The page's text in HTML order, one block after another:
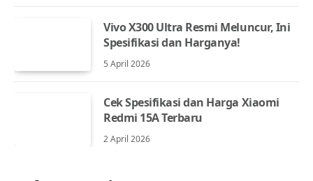
Vivo X300 Ultra Resmi Meluncur, Ini
Spesifikasi dan Harganya!
5 April 2026
Cek Spesifikasi dan Harga Xiaomi
Redmi 15A Terbaru
2 April 2026